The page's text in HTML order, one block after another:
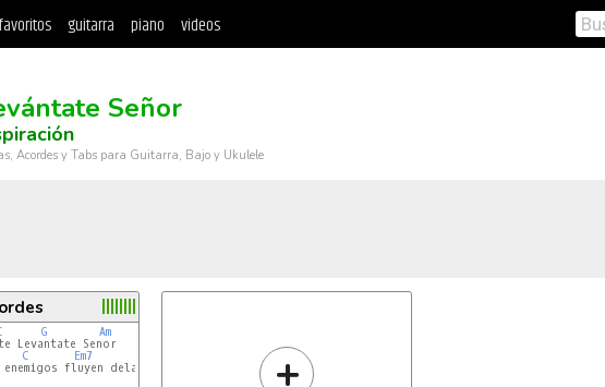
favoritos guitarra piano videos
Señor
Acordes y Tabs para Guitarra, Bajo y Ukulele
G
Am
Senor
C
Em7
fluyen delante de ti//
+